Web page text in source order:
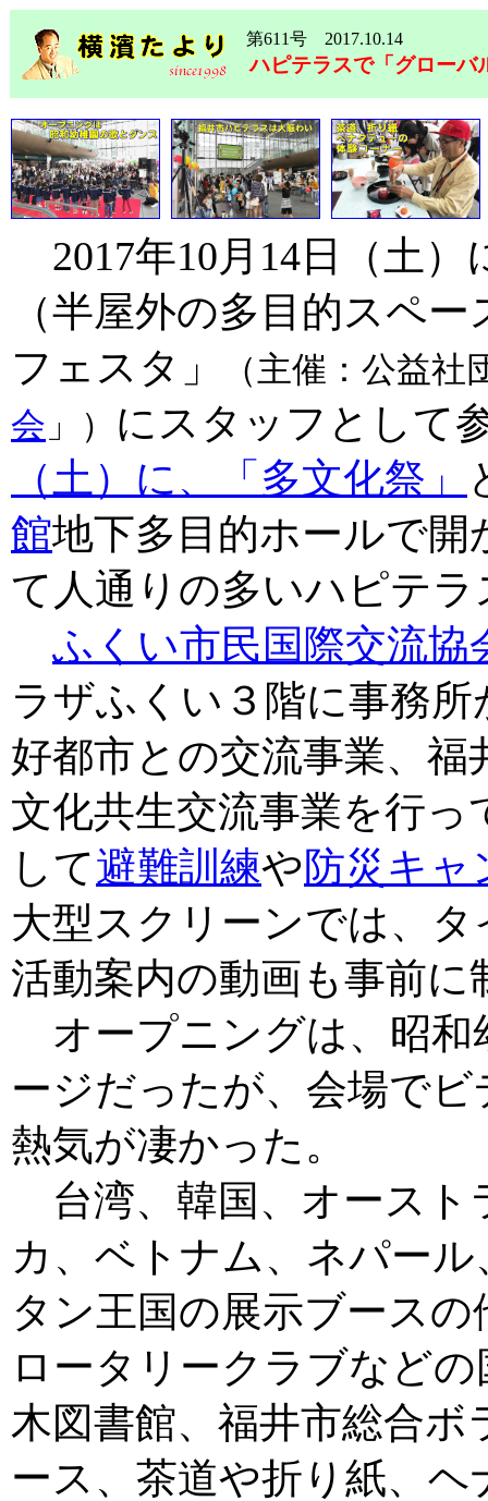
第611号 2017.10.14
ハピテラスで「グローバ
2017年10月14日（土
（半屋外の多目的スペ
フェスタ」
（主催：公益社
会 」） にスタッフとして
（土）に、「多文化祭」
館地下多目的ホールで
て人通りの多いハピテ
ふくい市民国際交流協
ラザふくい３階に事務
好都市との交流事業、福
文化共生交流事業を行
して避難訓練や防災キャ
大型スクリーンでは、
活動案内の動画も事前に
オープニングは、昭和
ージだったが、会場で
熱気が凄かった。
台湾、韓国、オースト
カ、ベトナム、ネパー
タン王国の展示ブース
ロータリークラブなど
木図書館、福井市総合
ース、茶道や折り紙、